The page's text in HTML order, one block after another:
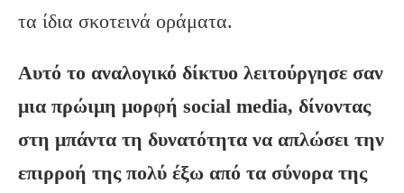
τα ίδια σκοτεινά οράματα.
Αυτό το αναλογικό δίκτυο λειτούργησε σαν
μια πρώιμη μορφή social media, δίνοντας
στη μπάντα τη δυνατότητα να απλώσει την
επιρροή της πολύ έξω από τα σύνορα της